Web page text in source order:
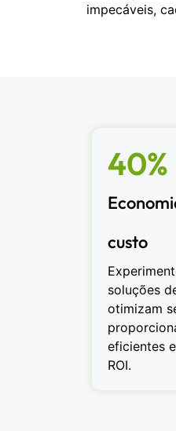
impecáveis,
40%
custo
soluções
otimizam
eficientes
ROI.